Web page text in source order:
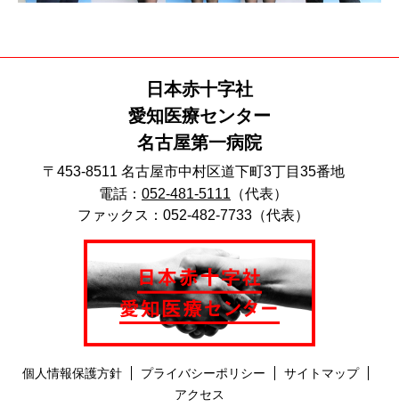
日本赤十字社
愛知医療センター
名古屋第一病院
〒453-8511 名古屋市中村区道下町3丁目35番地
電話： 052-481-5111 （代表）
ファックス：052-482-7733（代表）
個人情報保護方針 プライバシーポリシー
サイトマップ
アクセス